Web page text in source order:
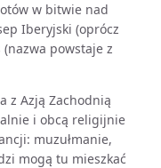
w bitwie nad
Iberyjski (oprócz
powstaje z
z Azją Zachodnią
i obcą religijnie
muzułmanie,
mogą tu mieszkać